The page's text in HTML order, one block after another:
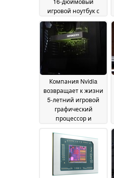
игровой ноутбук с
видеокартой Nvidia
GeForce RTX 5070
объемом 12 ГБ и
OLED-дисплеем с
частотой
July 2026
Компания Nvidia
возвращает к жизни
5-летний игровой
графический
процессор и
него цену в 329
долларов07 July 2026